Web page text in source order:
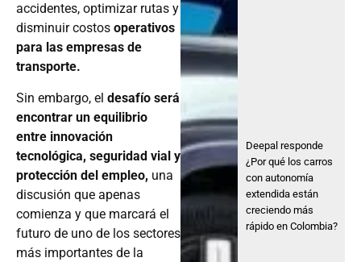
accidentes, optimizar rutas y
disminuir costos operativos
para las empresas de
transporte.
Sin embargo, el desafío será
encontrar un equilibrio
entre innovación
tecnológica, seguridad vial y
protección del empleo, una
discusión que apenas
comienza y que marcará el
futuro de uno de los sectores
más importantes de la
Deepal responde
¿Por qué los carros
con autonomía
extendida están
creciendo más
rápido en Colombia?